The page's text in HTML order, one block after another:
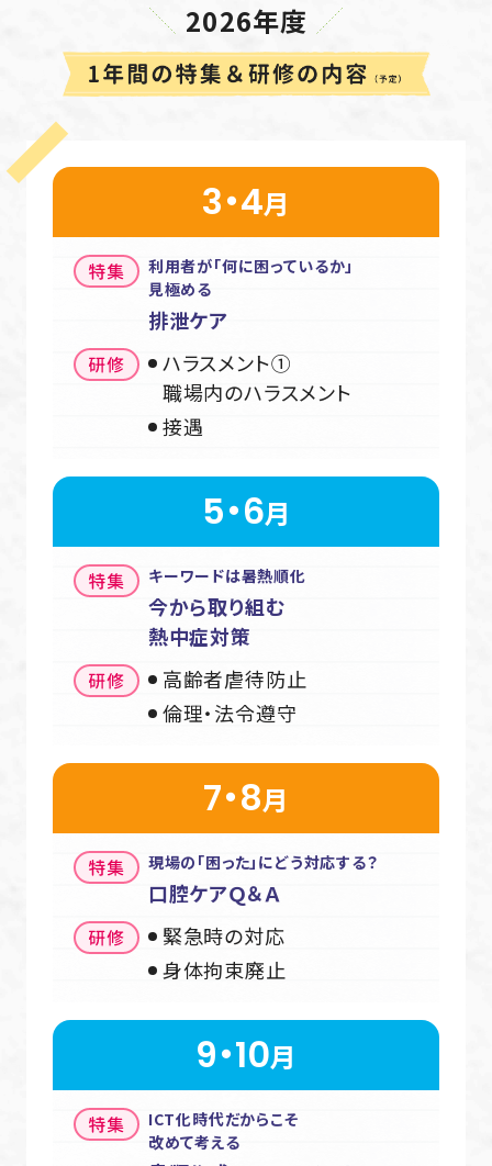
2026年度
3・4月
利用者が「何に困っているか」
見極める
排泄ケア
ハラスメント①
職場内のハラスメント
接遇
5・6月
キーワードは暑熱順化
今から取り組む
熱中症対策
高齢者虐待防止
倫理・法令遵守
7・8月
現場の「困った」にどう対応する？
口腔ケアＱ＆Ａ
緊急時の対応
身体拘束廃止
9・10月
ICT化時代だからこそ
改めて考える